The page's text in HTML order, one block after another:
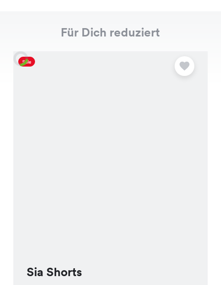
Für Dich reduziert
Sale
Sia Shorts